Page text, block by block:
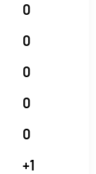
0
0
0
0
0
+1